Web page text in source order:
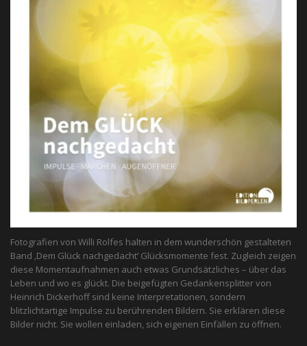
Fotografien von Willi Rolfes halten in dem wunderschön gestalteten
Band ‚Dem Glück nachgedacht‘ Glücksmomente fest. Zugleich zeigen
diese Momentaufnahmen auch etwas Grundsätzliches – über das
Leben und wo es glückt. Die beigefügten Gedankensplitter von
Heinrich Dickerhoff sind keine Interpretationen, sondern
blitzlichtartige Impulse zu berührenden Bildern. Sie erklären diese
Bilder nicht. Sie wollen einladen, sich eigenen Einfällen zu öffnen.